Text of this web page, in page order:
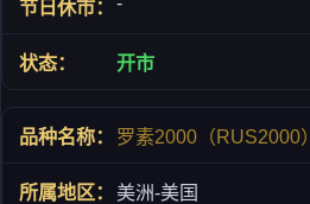
开市
罗素2000（RUS2000）
美洲-美国